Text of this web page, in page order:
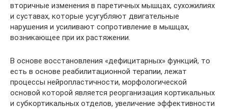
вторичные изменения в паретичных мышцах, сухожилиях
и суставах, которые усугубляют двигательные
нарушения и усиливают сопротивление в мышцах,
возникающее при их растяжении.
В основе восстановления «дефицитарных» функций, то
есть в основе реабилитационной терапии, лежат
процессы нейропластичности, морфологической
основой которой является реорганизация кортикальных
и субкортикальных отделов, увеличение эффективности